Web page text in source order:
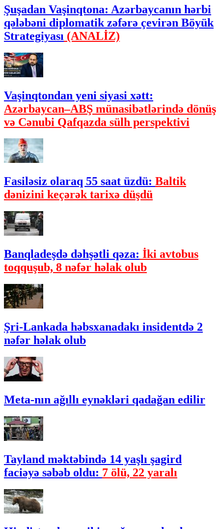
Şuşadan Vaşinqtona: Azərbaycanın hərbi
qələbəni diplomatik zəfərə çevirən Böyük
Strategiyası (ANALİZ)
Vaşinqtondan yeni siyasi xətt:
Azərbaycan–ABŞ münasibətlərində dönüş
və Cənubi Qafqazda sülh perspektivi
Fasiləsiz olaraq 55 saat üzdü: Baltik
dənizini keçərək tarixə düşdü
Banqladeşdə dəhşətli qəza: İki avtobus
toqquşub, 8 nəfər həlak olub
Şri-Lankada həbsxanadakı insidentdə 2
nəfər həlak olub
Meta-nın ağıllı eynəkləri qadağan edilir
Tayland məktəbində 14 yaşlı şagird
faciəyə səbəb oldu: 7 ölü, 22 yaralı